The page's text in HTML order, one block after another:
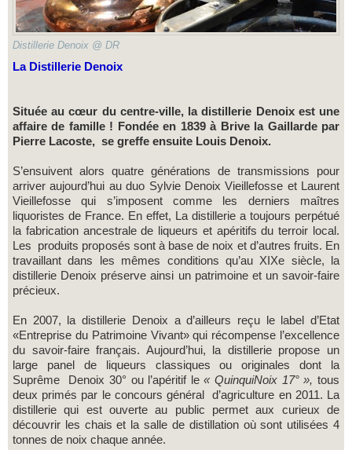
Distillerie Denoix @ DR
La Distillerie Denoix
Située au cœur du centre-ville, la distillerie Denoix est une
affaire de famille ! Fondée en 1839 à Brive la Gaillarde par
Pierre Lacoste, se greffe ensuite Louis Denoix.
S’ensuivent alors quatre générations de transmissions pour
arriver aujourd’hui au duo Sylvie Denoix Vieillefosse et Laurent
Vieillefosse qui s’imposent comme les derniers maîtres
liquoristes de France. En effet, La distillerie a toujours perpétué
la fabrication ancestrale de liqueurs et apéritifs du terroir local.
Les produits proposés sont à base de noix et d’autres fruits. En
travaillant dans les mêmes conditions qu’au XIXe siècle, la
distillerie Denoix préserve ainsi un patrimoine et un savoir-faire
précieux.
En 2007, la distillerie Denoix a d’ailleurs reçu le label d’Etat
«Entreprise du Patrimoine Vivant» qui récompense l’excellence
du savoir-faire français. Aujourd’hui, la distillerie propose un
large panel de liqueurs classiques ou originales dont la
Suprême Denoix 30° ou l’apéritif le« QuinquiNoix 17° », tous
deux primés par le concours général d’agriculture en 2011. La
distillerie qui est ouverte au public permet aux curieux de
découvrir les chais et la salle de distillation où sont utilisées 4
tonnes de noix chaque année.